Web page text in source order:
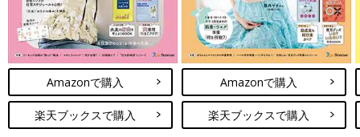
Amazonで購入
楽天ブックスで購入
Amazonで購入
楽天ブックスで購入